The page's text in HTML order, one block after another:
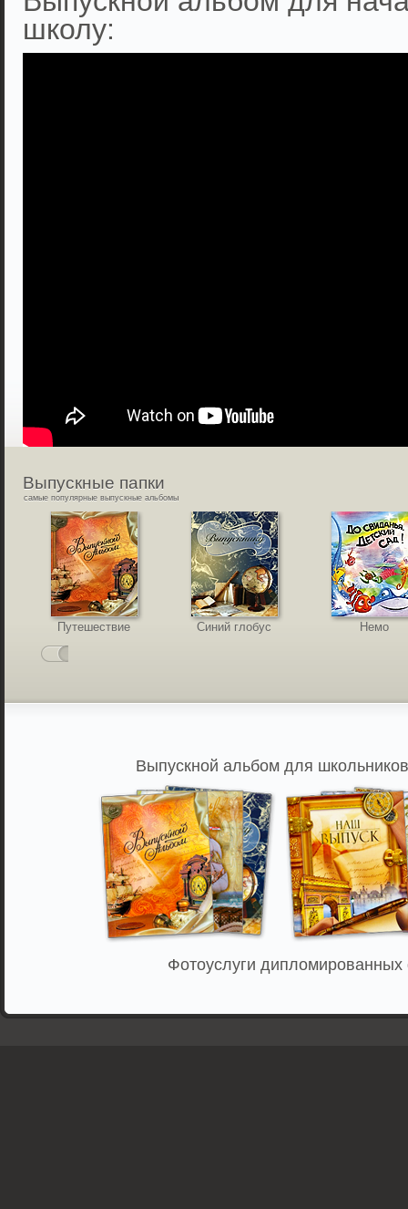
школу:
Выпускные папки
самые популярные выпускные альбомы
Путешествие Синий глобус Немо
Выпускной альбом для
Фотоуслуги